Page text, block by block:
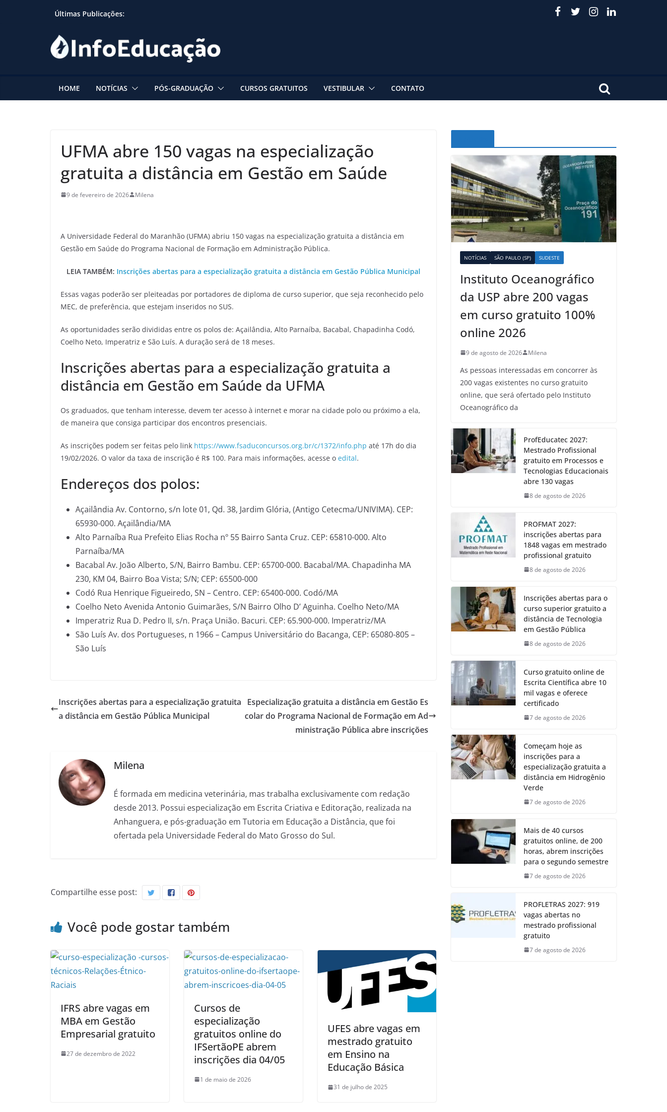
Últimas Publicações:
HOME NOTÍCIAS PÓS-GRADUAÇÃO CURSOS GRATUITOS VESTIBULAR CONTATO
UFMA abre 150 vagas na especialização
gratuita a distância em Gestão em Saúde
9 de fevereiro de 2026 Milena
A Universidade Federal do Maranhão (UFMA) abriu 150 vagas na especialização gratuita a distância em
Gestão em Saúde do Programa Nacional de Formação em Administração Pública.
LEIA TAMBÉM: Inscrições abertas para a especialização gratuita a distância em Gestão Pública Municipal
Essas vagas poderão ser pleiteadas por portadores de diploma de curso superior, que seja reconhecido pelo
MEC, de preferência, que estejam inseridos no SUS.
As oportunidades serão divididas entre os polos de: Açailândia, Alto Parnaíba, Bacabal, Chapadinha Codó,
Coelho Neto, Imperatriz e São Luís. A duração será de 18 meses.
Inscrições abertas para a especialização gratuita a
distância em Gestão em Saúde da UFMA
Os graduados, que tenham interesse, devem ter acesso à internet e morar na cidade polo ou próximo a ela,
de maneira que consiga participar dos encontros presenciais.
As inscrições podem ser feitas pelo link https://www.fsaduconcursos.org.br/c/1372/info.php até 17h do dia
19/02/2026. O valor da taxa de inscrição é R$ 100. Para mais informações, acesse o edital.
Endereços dos polos:
Açailândia Av. Contorno, s/n lote 01, Qd. 38, Jardim Glória, (Antigo Cetecma/UNIVIMA). CEP:
65930-000. Açailândia/MA
Alto Parnaíba Rua Prefeito Elias Rocha nº 55 Bairro Santa Cruz. CEP: 65810-000. Alto
Parnaíba/MA
Bacabal Av. João Alberto, S/N, Bairro Bambu. CEP: 65700-000. Bacabal/MA. Chapadinha MA
230, KM 04, Bairro Boa Vista; S/N; CEP: 65500-000
Codó Rua Henrique Figueiredo, SN – Centro. CEP: 65400-000. Codó/MA
Coelho Neto Avenida Antonio Guimarães, S/N Bairro Olho D’ Aguinha. Coelho Neto/MA
Imperatriz Rua D. Pedro II, s/n. Praça União. Bacuri. CEP: 65.900-000. Imperatriz/MA
São Luís Av. dos Portugueses, n 1966 – Campus Universitário do Bacanga, CEP: 65080-805 –
São Luís
Inscrições abertas para a especialização gratuita
a distância em Gestão Pública Municipal
Especialização gratuita a distância em Gestão Es
colar do Programa Nacional de Formação em Ad
ministração Pública abre inscrições
Milena
É formada em medicina veterinária, mas trabalha exclusivamente com redação
desde 2013. Possui especialização em Escrita Criativa e Editoração, realizada na
Anhanguera, e pós-graduação em Tutoria em Educação a Distância, que foi
ofertada pela Universidade Federal do Mato Grosso do Sul.
Compartilhe esse post:
Você pode gostar também
IFRS abre vagas em
MBA em Gestão
Empresarial gratuito
27 de dezembro de 2022
Cursos de
especialização
gratuitos online do
IFSertãoPE abrem
inscrições dia 04/05
1 de maio de 2026
UFES abre vagas em
mestrado gratuito
em Ensino na
Educação Básica
31 de julho de 2025
NOTÍCIAS SÃO PAULO (SP) SUDESTE
Instituto Oceanográfico
da USP abre 200 vagas
em curso gratuito 100%
online 2026
9 de agosto de 2026 Milena
As pessoas interessadas em concorrer às
200 vagas existentes no curso gratuito
online, que será ofertado pelo Instituto
Oceanográfico da
ProfEducatec 2027:
Mestrado Profissional
gratuito em Processos e
Tecnologias Educacionais
abre 130 vagas
8 de agosto de 2026
PROFMAT 2027:
inscrições abertas para
1848 vagas em mestrado
profissional gratuito
8 de agosto de 2026
Inscrições abertas para o
curso superior gratuito a
distância de Tecnologia
em Gestão Pública
8 de agosto de 2026
Curso gratuito online de
Escrita Científica abre 10
mil vagas e oferece
certificado
7 de agosto de 2026
Começam hoje as
inscrições para a
especialização gratuita a
distância em Hidrogênio
Verde
7 de agosto de 2026
Mais de 40 cursos
gratuitos online, de 200
horas, abrem inscrições
para o segundo semestre
7 de agosto de 2026
PROFLETRAS 2027: 919
vagas abertas no
mestrado profissional
gratuito
7 de agosto de 2026